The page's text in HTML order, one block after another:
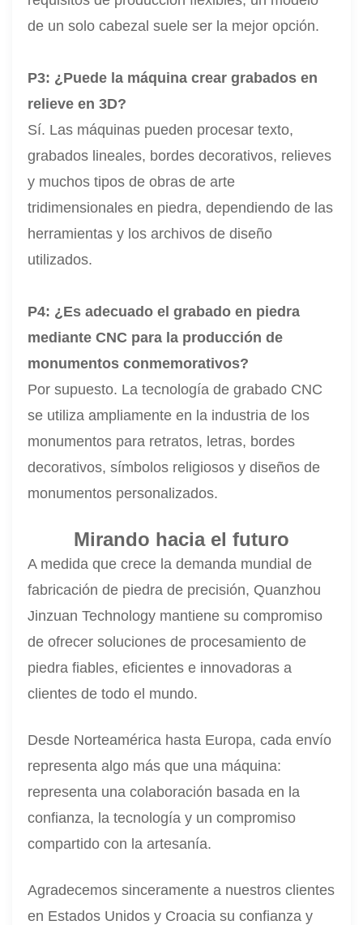
de un solo cabezal suele ser la mejor opción.
P3: ¿Puede la máquina crear grabados en
relieve en 3D?
Sí. Las máquinas pueden procesar texto,
grabados lineales, bordes decorativos, relieves
y muchos tipos de obras de arte
tridimensionales en piedra, dependiendo de las
herramientas y los archivos de diseño
utilizados.
P4: ¿Es adecuado el grabado en piedra
mediante CNC para la producción de
monumentos conmemorativos?
Por supuesto. La tecnología de grabado CNC
se utiliza ampliamente en la industria de los
monumentos para retratos, letras, bordes
decorativos, símbolos religiosos y diseños de
monumentos personalizados.
Mirando hacia el futuro
A medida que crece la demanda mundial de
fabricación de piedra de precisión, Quanzhou
Jinzuan Technology mantiene su compromiso
de ofrecer soluciones de procesamiento de
piedra fiables, eficientes e innovadoras a
clientes de todo el mundo.
Desde Norteamérica hasta Europa, cada envío
representa algo más que una máquina:
representa una colaboración basada en la
confianza, la tecnología y un compromiso
compartido con la artesanía.
Agradecemos sinceramente a nuestros clientes
en Estados Unidos y Croacia su confianza y